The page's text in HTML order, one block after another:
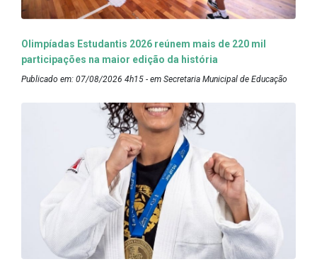
Olimpíadas Estudantis 2026 reúnem mais de 220 mil
participações na maior edição da história
Publicado em: 07/08/2026 4h15 - em Secretaria Municipal de Educação